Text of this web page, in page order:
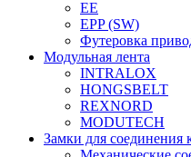
EE
EPP (SW)
Футеровка
Модульная лента
INTRALOX
HONGSBELT
REXNORD
MODUTECH
Замки для соединения